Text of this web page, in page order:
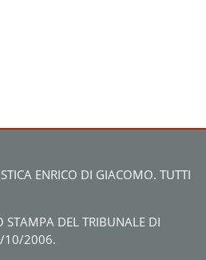
ENRICO DI GIACOMO. TUTTI
STAMPA DEL TRIBUNALE DI
10/2006.